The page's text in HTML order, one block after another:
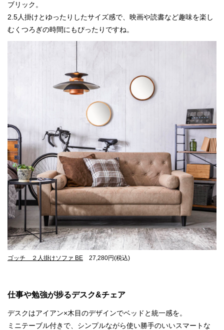
ブリック。
2.5人掛けとゆったりしたサイズ感で、映画や読書など趣味を楽し
むくつろぎの時間にもぴったりですね。
ゴッチ ２人掛けソファ BE 27,280円(税込)
仕事や勉強が捗るデスク&チェア
デスクはアイアン×木目のデザインでベッドと統一感を。
ミニテーブル付きで、シンプルながら使い勝手のいいスマートな